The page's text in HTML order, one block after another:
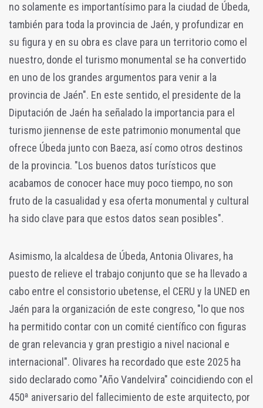
no solamente es importantísimo para la ciudad de Úbeda,
también para toda la provincia de Jaén, y profundizar en
su figura y en su obra es clave para un territorio como el
nuestro, donde el turismo monumental se ha convertido
en uno de los grandes argumentos para venir a la
provincia de Jaén". En este sentido, el presidente de la
Diputación de Jaén ha señalado la importancia para el
turismo jiennense de este patrimonio monumental que
ofrece Úbeda junto con Baeza, así como otros destinos
de la provincia. "Los buenos datos turísticos que
acabamos de conocer hace muy poco tiempo, no son
fruto de la casualidad y esa oferta monumental y cultural
ha sido clave para que estos datos sean posibles".
Asimismo, la alcaldesa de Úbeda, Antonia Olivares, ha
puesto de relieve el trabajo conjunto que se ha llevado a
cabo entre el consistorio ubetense, el CERU y la UNED en
Jaén para la organización de este congreso, "lo que nos
ha permitido contar con un comité científico con figuras
de gran relevancia y gran prestigio a nivel nacional e
internacional". Olivares ha recordado que este 2025 ha
sido declarado como "Año Vandelvira" coincidiendo con el
450ª aniversario del fallecimiento de este arquitecto, por